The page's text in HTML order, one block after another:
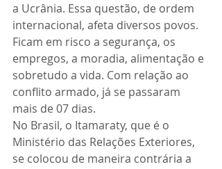
a Ucrânia. Essa questão, de ordem
internacional, afeta diversos povos.
Ficam em risco a segurança, os
empregos, a moradia, alimentação e
sobretudo a vida. Com relação ao
conflito armado, já se passaram
mais de 07 dias.
No Brasil, o Itamaraty, que é o
Ministério das Relações Exteriores,
se colocou de maneira contrária a